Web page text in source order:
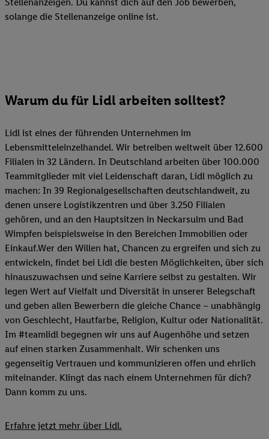
solange die Stellenanzeige online ist.
Warum du für Lidl arbeiten solltest?
Lidl ist eines der führenden Unternehmen im
Lebensmitteleinzelhandel. Wir betreiben weltweit über 12.600
Filialen in 32 Ländern. In Deutschland arbeiten über 100.000
Teammitglieder mit viel Leidenschaft daran, Lidl möglich zu
machen: In 39 Regionalgesellschaften deutschlandweit, zu
denen unsere Logistikzentren und über 3.250 Filialen
gehören, und an den Hauptsitzen in Neckarsulm und Bad
Wimpfen beispielsweise in den Bereichen Immobilien oder
Einkauf.Wer den Willen hat, Chancen zu ergreifen und sich zu
entwickeln, findet bei Lidl die besten Möglichkeiten, über sich
hinauszuwachsen und seine Karriere selbst zu gestalten. Wir
legen Wert auf Vielfalt und Diversität in unserer Belegschaft
und geben allen Bewerbern die gleiche Chance – unabhängig
von Geschlecht, Hautfarbe, Religion, Kultur oder Nationalität.
Im #teamlidl begegnen wir uns auf Augenhöhe und setzen
auf einen starken Zusammenhalt. Wir schenken uns
gegenseitig Vertrauen und kommunizieren offen und ehrlich
miteinander. Klingt das nach einem Unternehmen für dich?
Dann komm zu uns.​
Erfahre jetzt mehr über Lidl.